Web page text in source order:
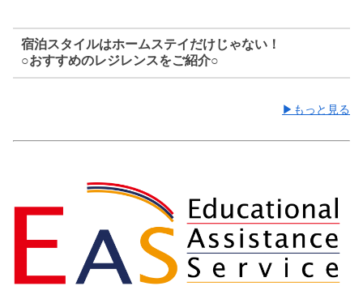
宿泊スタイルはホームステイだけじゃない！
○おすすめのレジレンスをご紹介○
▶︎もっと見る